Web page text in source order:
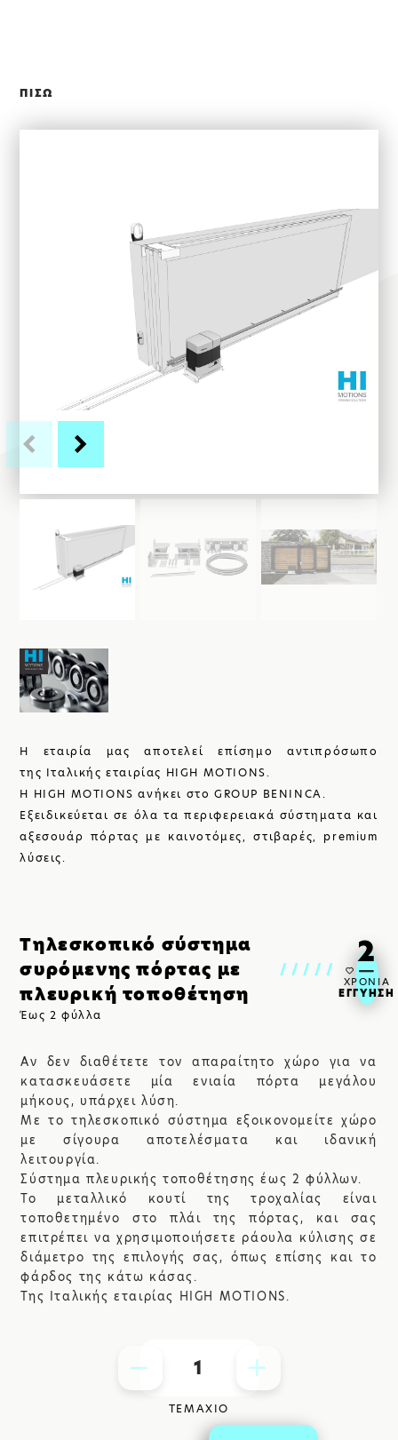
ΕΦΑΡΜΟΓΕΣ
ΑΛΟΥΜΙΝΙΟΥ
ΓΚΑΡΑΖΟΠΟΡΤΕΣ
SHOP
ΒΡΕΙΤΕ ΜΑΣ:
ΠΙΣΩ
Η εταιρία μας αποτελεί επίσημο αντιπρόσωπο
της Ιταλικής εταιρίας HIGH MOTIONS.
Η HIGH MOTIONS ανήκει στο GROUP BENINCA.
Εξειδικεύεται σε όλα τα περιφερειακά σύστηματα και
αξεσουάρ πόρτας με καινοτόμες, στιβαρές, premium
λύσεις.
Τηλεσκοπικό σύστημα
συρόμενης πόρτας με
πλευρική τοποθέτηση
/////
Έως 2 φύλλα
2
ΧΡΟΝΙΑ
ΕΓΓΥΗΣΗ
Αν δεν διαθέτετε τον απαραίτητο χώρο για να
κατασκευάσετε μία ενιαία πόρτα μεγάλου
μήκους, υπάρχει λύση.
Με το τηλεσκοπικό σύστημα εξοικονομείτε χώρο
με σίγουρα αποτελέσματα και ιδανική
λειτουργία.
Σύστημα πλευρικής τοποθέτησης έως 2 φύλλων.
Το μεταλλικό κουτί της τροχαλίας είναι
τοποθετημένο στο πλάι της πόρτας, και σας
επιτρέπει να χρησιμοποιήσετε ράουλα κύλισης σε
διάμετρο της επιλογής σας, όπως επίσης και το
φάρδος της κάτω κάσας.
Της Ιταλικής εταιρίας HIGH MOTIONS.
1
ΤΕΜΑΧΙΟ